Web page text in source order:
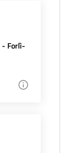
- Forlì-